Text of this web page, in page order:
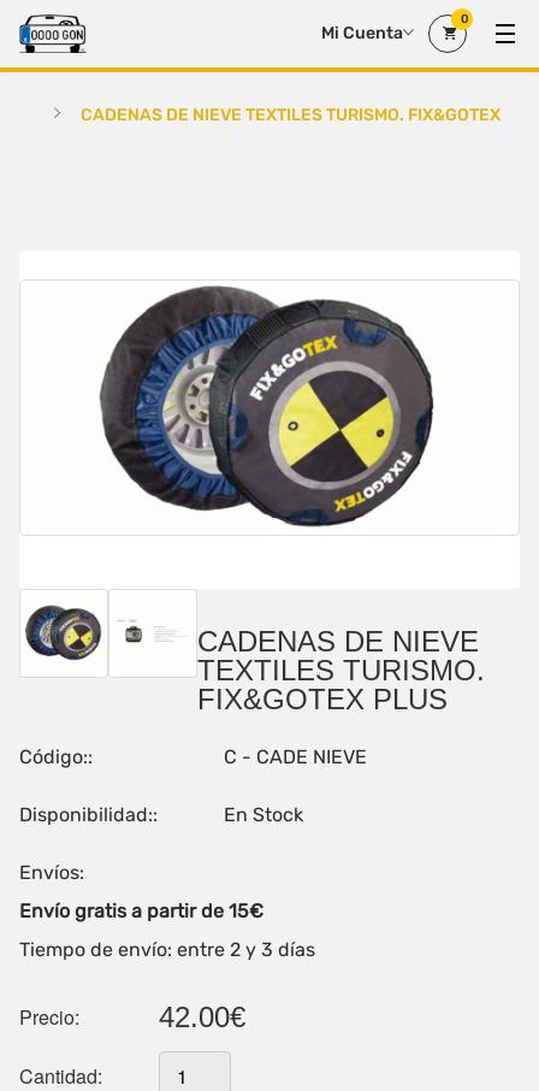
Mi Cuenta
0
CADENAS DE NIEVE TEXTILES TURISMO. FIX&GOTEX
CADENAS DE NIEVE
TEXTILES TURISMO.
FIX&GOTEX PLUS
Código:: C - CADE NIEVE
Disponibilidad:: En Stock
Envíos:
Envío gratis a partir de 15€
Tiempo de envío: entre 2 y 3 días
Precio: 42.00€
Cantidad: